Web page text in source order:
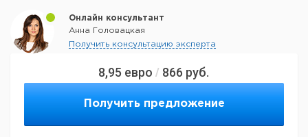
8,95 евро / 866 руб.
Получить предложение
Онлайн консультант
Анна Головацкая
Получить консультацию эксперта